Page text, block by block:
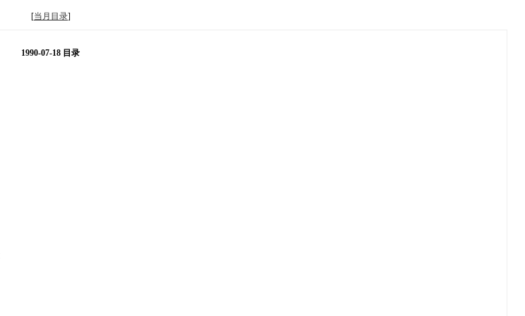
[当月目录]
1990-07-18 目录